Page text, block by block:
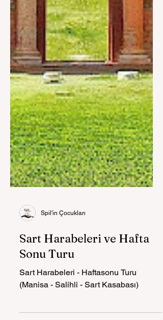
Spil'in Çocukları
Sart Harabeleri ve Hafta
Sonu Turu